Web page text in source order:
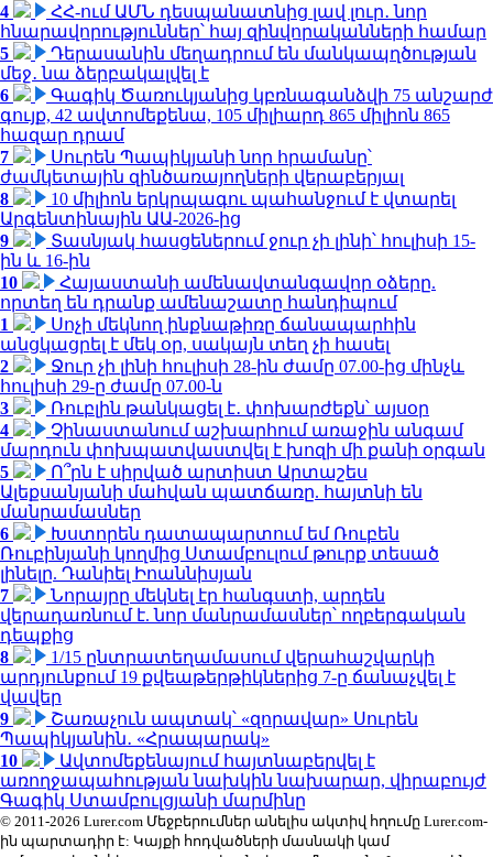
4
ՀՀ-ում ԱՄՆ դեսպանատնից լավ լուր․ նոր
հնարավորություններ՝ հայ զինվորականների համար
5
Դերասանին մեղադրում են մանկապղծության
մեջ․ նա ձերբակալվել է
6
Գագիկ Ծառուկյանից կբռնագանձվի 75 անշարժ
գույք, 42 ավտոմեքենա, 105 միլիարդ 865 միլիոն 865
հազար դրամ
7
Սուրեն Պապիկյանի նոր հրամանը՝
ժամկետային զինծառայողների վերաբերյալ
8
10 միլիոն երկրպագու պահանջում է վտարել
Արգենտինային ԱԱ-2026-ից
9
Տասնյակ հասցեներում ջուր չի լինի՝ հուլիսի 15-
ին և 16-ին
10
Հայաստանի ամենավտանգավոր օձերը.
որտեղ են դրանք ամենաշատը հանդիպում
1
Սոչի մեկնող ինքնաթիռը ճանապարհին
անցկացրել է մեկ օր, սակայն տեղ չի հասել
2
Ջուր չի լինի հուլիսի 28-ին ժամը 07.00-ից մինչև
հուլիսի 29-ը ժամը 07.00-ն
3
Ռուբլին թանկացել է․ փոխարժեքն՝ այսօր
4
Չինաստանում աշխարհում առաջին անգամ
մարդուն փոխպատվաստվել է խոզի մի քանի օրգան
5
Ո՞րն է սիրված արտիստ Արտաշես
Ալեքսանյանի մահվան պատճառը. հայտնի են
մանրամասներ
6
Խստորեն դատապարտում եմ Ռուբեն
Ռուբինյանի կողմից Ստամբուլում թուրք տեսած
լինելը. Դանիել Իոաննիսյան
7
Նորայրը մեկնել էր հանգստի, արդեն
վերադառնում է. նոր մանրամասներ՝ ողբերգական
դեպքից
8
1/15 ընտրատեղամասում վերահաշվարկի
արդյունքում 19 քվեաթերթիկներից 7-ը ճանաչվել է
վավեր
9
Շառաչուն ապտակ՝ «զորավար» Սուրեն
Պապիկյանին․ «Հրապարակ»
10
Ավտոմեքենայում հայտնաբերվել է
առողջապահության նախկին նախարար, վիրաբույժ
Գագիկ Ստամբուլցյանի մարմինը
© 2011-2026 Lurer.com Մեջբերումներ անելիս ակտիվ հղումը Lurer.com-
ին պարտադիր է: Կայքի հոդվածների մասնակի կամ